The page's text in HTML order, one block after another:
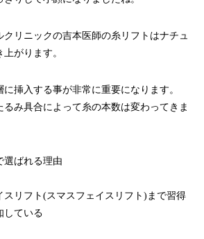
クリニックの吉本医師の糸リフトはナチュ
がります。
挿入する事が非常に重要になります。
るみ具合によって糸の本数は変わってきま
選ばれる理由
スリフト(スマスフェイスリフト)まで習得
している